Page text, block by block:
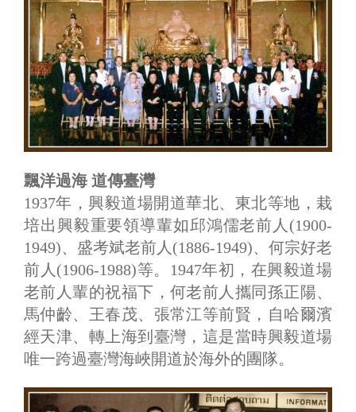
飄洋過海 道傳臺灣
1937年，興毅道場開道華北、東北等地，栽
培出興毅重要領導輩如邱鴻儒老前人(1900-
1949)、盛考斌老前人(1886-1949)、何宗好老
前人(1906-1988)等。1947年初，在興毅道場
老前人輩的祝福下，何老前人攜同孫正陽、
馬仲齡、王春茂、張常江等前賢，自哈爾濱
經天津、轉上海到臺灣，這是當時興毅道場
唯一跨過臺灣海峽開道於海外的團隊。